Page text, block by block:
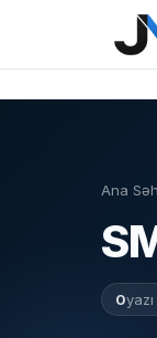
Ana
0yazı